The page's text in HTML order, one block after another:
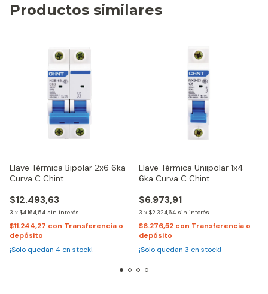
Productos similares
Llave Térmica Bipolar 2x6 6ka
Curva C Chint
$12.493,63
3 x $4.164,54 sin interés
$11.244,27 con Transferencia o
depósito
¡Solo quedan 4 en stock!
Llave Térmica Uniipolar 1x4
6ka Curva C Chint
$6.973,91
3 x $2.324,64 sin interés
$6.276,52 con Transferencia o
depósito
¡Solo quedan 3 en stock!